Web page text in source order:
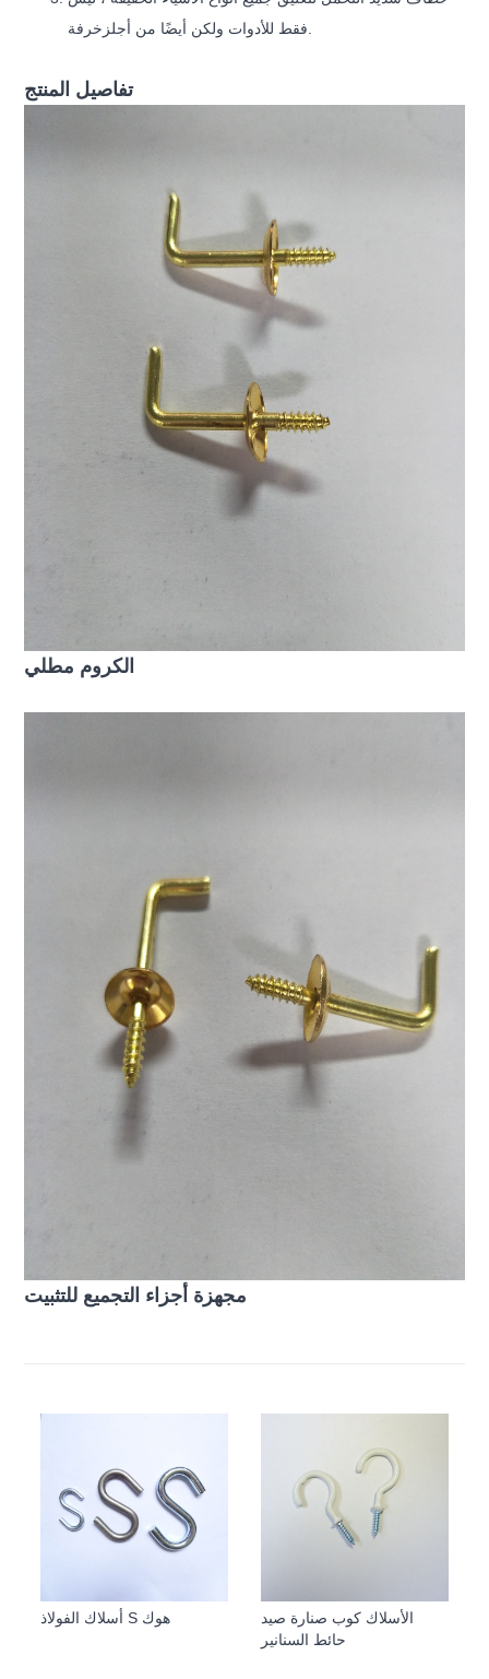
فقط للأدوات ولكن أيضًا من أجل
تفاصيل المنتج
الكروم مطلي
مجهزة أجزاء التجميع للتثبيت
أسلاك الفولاذ S هوك
الأسلاك كوب صنارة صيد
حائط السنانير